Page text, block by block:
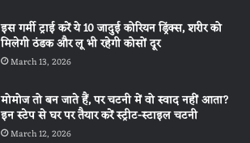
इस गर्मी ट्राई करें ये 10 जादुई कोरियन ड्रिंक्स, शरीर को
मिलेगी ठंडक और लू भी रहेगी कोसों दूर
March 13, 2026
मोमोज तो बन जाते हैं, पर चटनी में वो स्वाद नहीं आता?
इन स्टेप से घर पर तैयार करें स्ट्रीट-स्टाइल चटनी
March 12, 2026